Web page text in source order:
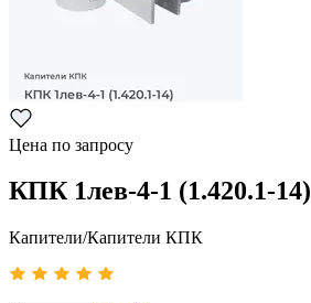
Цена по запросу
КПК 1лев-4-1 (1.420.1-14)
Капители/Капители КПК